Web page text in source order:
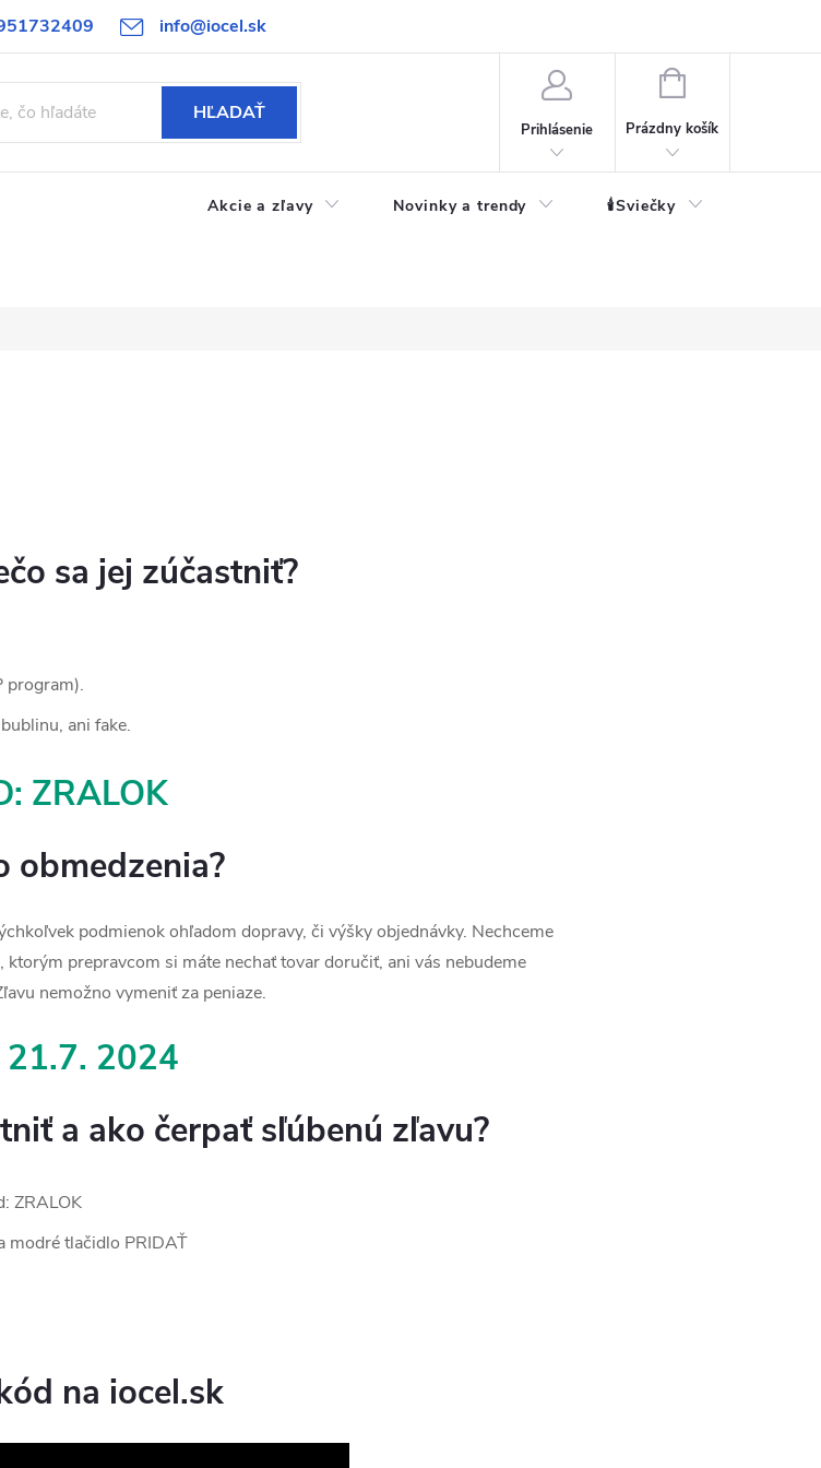
info@iocel.sk
podmienky Obľúbené Bezpečnostné informácie
HĽADAŤ
Prihlásenie
NÁKUPNÝ
Prázdny košík
Akcie a zľavy Novinky a trendy 🕯️Sviečky
sa jej zúčastniť?
program).
ani fake.
ZRALOK
obmedzenia?
podmienok ohľadom dopravy, či výšky objednávky. Nechceme
prepravcom si máte nechať tovar doručiť, ani vás nebudeme
nemožno vymeniť za peniaze.
21.7. 2024
a ako čerpať sľúbenú zľavu?
ZRALOK
modré tlačidlo PRIDAŤ
na iocel.sk